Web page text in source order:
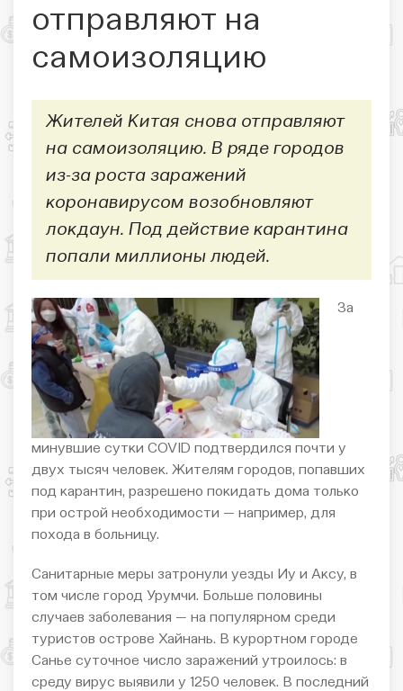
отправляют на
самоизоляцию
Жителей Китая снова отправляют
на самоизоляцию. В ряде городов
из-за роста заражений
коронавирусом возобновляют
локдаун. Под действие карантина
попали миллионы людей.
За
минувшие сутки COVID подтвердился почти у
двух тысяч человек. Жителям городов, попавших
под карантин, разрешено покидать дома только
при острой необходимости — например, для
похода в больницу.
Санитарные меры затронули уезды Иу и Аксу, в
том числе город Урумчи. Больше половины
случаев заболевания — на популярном среди
туристов острове Хайнань. В курортном городе
Санье суточное число заражений утроилось: в
среду вирус выявили у 1250 человек. В последний